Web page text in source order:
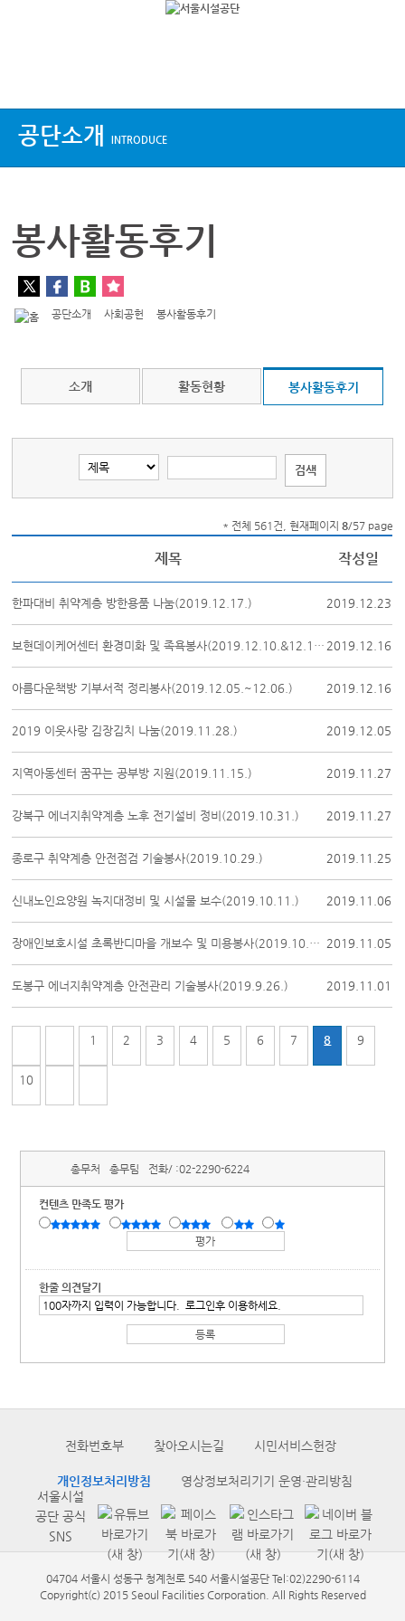
공단소개 INTRODUCE
봉사활동후기
공단소개 사회공헌 봉사활동후기
소개 활동현황 봉사활동후기
* 전체 561건, 현재페이지 8/57 page
제목 작성일
한파대비 취약계층 방한용품 나눔(2019.12.17.) 2019.12.23
보현데이케어센터 환경미화 및 족욕봉사(2019.12.10.&12.13.) 2019.12.16
아름다운책방 기부서적 정리봉사(2019.12.05.~12.06.) 2019.12.16
2019 이웃사랑 김장김치 나눔(2019.11.28.) 2019.12.05
지역아동센터 꿈꾸는 공부방 지원(2019.11.15.) 2019.11.27
강북구 에너지취약계층 노후 전기설비 정비(2019.10.31.) 2019.11.27
종로구 취약계층 안전점검 기술봉사(2019.10.29.) 2019.11.25
신내노인요양원 녹지대정비 및 시설물 보수(2019.10.11.) 2019.11.06
장애인보호시설 초록반디마을 개보수 및 미용봉사(2019.10.18.) 2019.11.05
도봉구 에너지취약계층 안전관리 기술봉사(2019.9.26.) 2019.11.01
1 2 3 4 5 6 7 8 9
10
총무처 총무팀 전화/ :02-2290-6224
컨텐츠 만족도 평가
한줄 의견달기
전화번호부 찾아오시는길 시민서비스헌장
개인정보처리방침
영상정보처리기기 운영·관리방침
서울시설
공단 공식
SNS
04704 서울시 성동구 청계천로 540 서울시설공단 Tel:02)2290-6114
Copyright(c) 2015 Seoul Facilities Corporation. All Rights Reserved